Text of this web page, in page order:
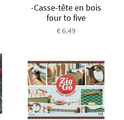
-Casse-tête en bois
four to five
€ 6.49